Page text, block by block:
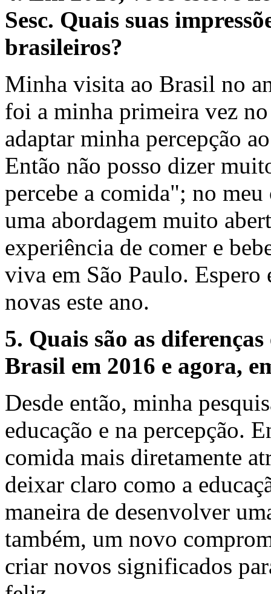
Sesc. Quais suas
brasileiros?
Minha visita ao Brasil no
foi a minha primeira vez
adaptar minha percepção
Então não posso dizer
percebe a comida"; no
uma abordagem muito
experiência de comer e
viva em São Paulo. Espero
novas este ano.
5. Quais são as
Brasil em 2016 e agora,
Desde então, minha
educação e na percepção.
comida mais diretamente
deixar claro como a
maneira de desenvolver
também, um novo
criar novos significados